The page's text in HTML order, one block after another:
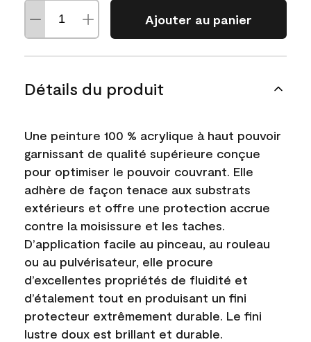
Ajouter au panier
Détails du produit
Une peinture 100 % acrylique à haut pouvoir
garnissant de qualité supérieure conçue
pour optimiser le pouvoir couvrant. Elle
adhère de façon tenace aux substrats
extérieurs et offre une protection accrue
contre la moisissure et les taches.
D’application facile au pinceau, au rouleau
ou au pulvérisateur, elle procure
d’excellentes propriétés de fluidité et
d’étalement tout en produisant un fini
protecteur extrêmement durable. Le fini
lustre doux est brillant et durable.